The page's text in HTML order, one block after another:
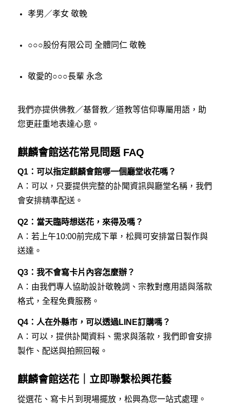
孝男／孝女 敬輓
○○○股份有限公司 全體同仁 敬輓
敬愛的○○○長輩 永念
我們亦提供佛教／基督教／道教等信仰專屬用語，助
您更莊重地表達心意。
麒麟會館送花常見問題 FAQ
Q1：可以指定麒麟會館哪一個廳堂收花嗎？
A：可以，只要提供完整的訃聞資訊與廳堂名稱，我們
會安排精準配送。
Q2：當天臨時想送花，來得及嗎？
A：若上午10:00前完成下單，松興可安排當日製作與
送達。
Q3：我不會寫卡片內容怎麼辦？
A：由我們專人協助設計敬輓詞、宗教對應用語與落款
格式，全程免費服務。
Q4：人在外縣市，可以透過LINE訂購嗎？
A：可以，提供訃聞資料、需求與落款，我們即會安排
製作、配送與拍照回報。
麒麟會館送花｜立即聯繫松興花藝
從選花、寫卡片到現場擺放，松興為您一站式處理。